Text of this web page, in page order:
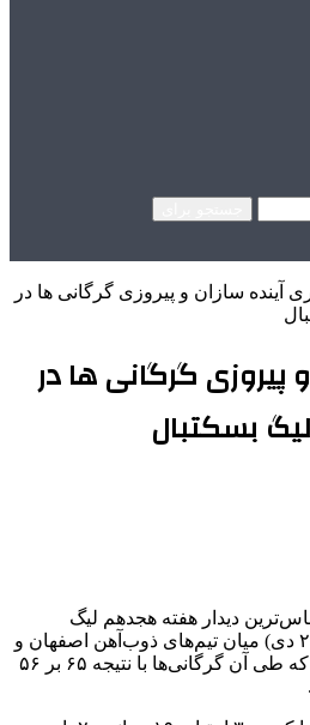
آینده سازان و پیروزی گرگانی ها در
پیروزی گرگانی ها در
بسکتبال
دیدار هفته هجدهم لیگ
بسکتبال شامگاه پنجشنبه (۲۶ دی) میان تیم‌های ذوب‌آهن اصفهان و
شهرداری گرگان برگزار شد که طی آن‌ گرگانی‌ها با نتیجه ۶۵ بر ۵۶